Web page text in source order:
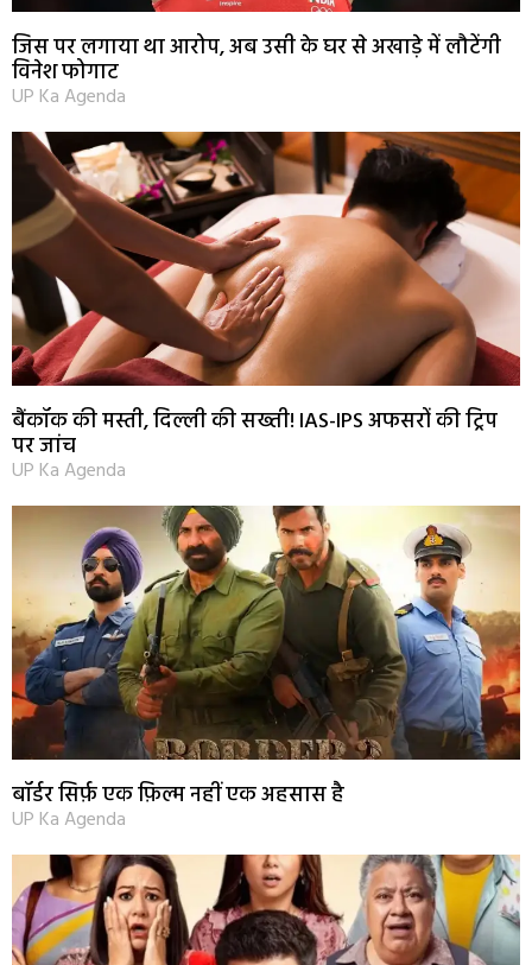
जिस पर लगाया था आरोप, अब उसी के घर से अखाड़े में लौटेंगी
विनेश फोगाट
UP Ka Agenda
बैंकॉक की मस्ती, दिल्ली की सख्ती! IAS-IPS अफसरों की ट्रिप
पर जांच
UP Ka Agenda
बॉर्डर सिर्फ़ एक फ़िल्म नहीं एक अहसास है
UP Ka Agenda